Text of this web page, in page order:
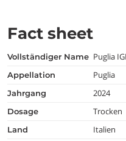
Fact sheet
vollständiger Name Puglia
appellation Puglia
jahrgang 2024
dosage Trocken
land Italien